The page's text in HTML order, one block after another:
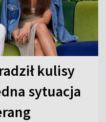
kulisy
sytuacja